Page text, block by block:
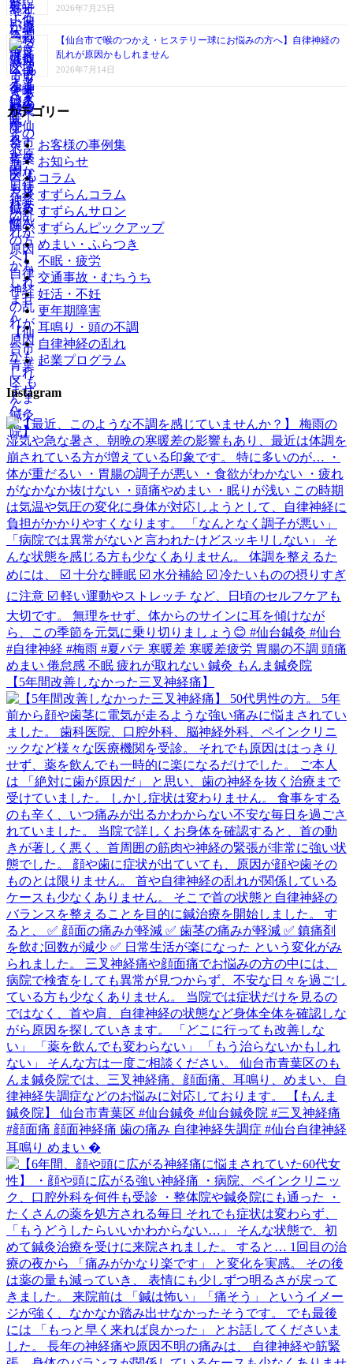
2026年7月25日
【仙台市で喉のつかえ・ヒステリー球にお悩みの方へ】自律神経の
乱れが原因かもしれません
2026年7月14日
カテゴリー
お客様の事例集
お知らせ
コラム
すずらんコラム
すずらんサロン
すずらんピックアップ
めまい・ふらつき
不眠・疲労
交通事故・むちうち
妊活・不妊
更年期障害
耳鳴り・頭の不調
自律神経の乱れ
起業プログラム
Instagram
【5年間改善しなかった三叉神経痛】